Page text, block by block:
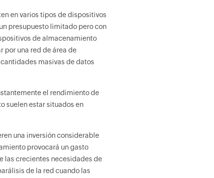
en varios tipos de dispositivos
presupuesto limitado pero con
de almacenamiento
por una red de área de
masivas de datos
el rendimiento de
suelen estar situados en
una inversión considerable
provocará un gasto
las crecientes necesidades de
de la red cuando las